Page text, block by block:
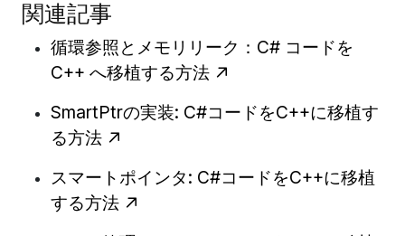
関連記事
循環参照とメモリリーク：C# コードを
C++ へ移植する方法
SmartPtrの実装: C#コードをC++に移植す
る方法
スマートポインタ: C#コードをC++に移植
する方法